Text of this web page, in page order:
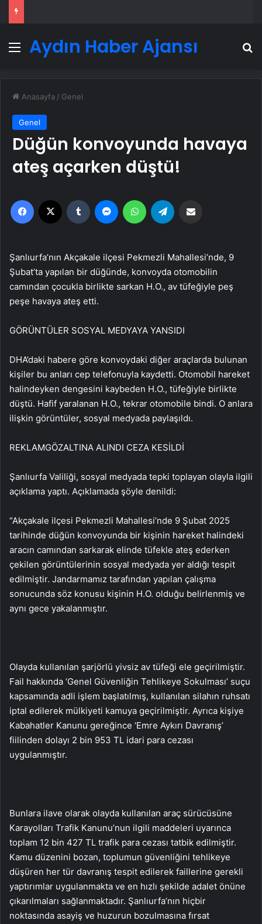
Menü
Aydın Haber Ajansı
Anasayfa / Genel
Genel
Düğün konvoyunda havaya
ateş açarken düştü!
Facebook Tumblr MessengerWhatsApp
Şanlıurfa’nın Akçakale ilçesi Pekmezli Mahallesi’nde, 9
Şubat’ta yapılan bir düğünde, konvoyda otomobilin
camından çocukla birlikte sarkan H.O., av tüfeğiyle peş
peşe havaya ateş etti.
GÖRÜNTÜLER SOSYAL MEDYAYA YANSIDI
DHA’daki habere göre konvoydaki diğer araçlarda bulunan
kişiler bu anları cep telefonuyla kaydetti. Otomobil hareket
halindeyken dengesini kaybeden H.O., tüfeğiyle birlikte
düştü. Hafif yaralanan H.O., tekrar otomobile bindi. O anlara
ilişkin görüntüler, sosyal medyada paylaşıldı.
REKLAMGÖZALTINA ALINDI CEZA KESİLDİ
Şanlıurfa Valiliği, sosyal medyada tepki toplayan olayla ilgili
açıklama yaptı. Açıklamada şöyle denildi:
“Akçakale ilçesi Pekmezli Mahallesi’nde 9 Şubat 2025
tarihinde düğün konvoyunda bir kişinin hareket halindeki
aracın camından sarkarak elinde tüfekle ateş ederken
çekilen görüntülerinin sosyal medyada yer aldığı tespit
edilmiştir. Jandarmamız tarafından yapılan çalışma
sonucunda söz konusu kişinin H.O. olduğu belirlenmiş ve
aynı gece yakalanmıştır.
Olayda kullanılan şarjörlü yivsiz av tüfeği ele geçirilmiştir.
Fail hakkında ‘Genel Güvenliğin Tehlikeye Sokulması’ suçu
kapsamında adli işlem başlatılmış, kullanılan silahın ruhsatı
iptal edilerek mülkiyeti kamuya geçirilmiştir. Ayrıca kişiye
Kabahatler Kanunu gereğince ‘Emre Aykırı Davranış’
fiilinden dolayı 2 bin 953 TL idari para cezası
uygulanmıştır.
Bunlara ilave olarak olayda kullanılan araç sürücüsüne
Karayolları Trafik Kanunu’nun ilgili maddeleri uyarınca
toplam 12 bin 427 TL trafik para cezası tatbik edilmiştir.
Kamu düzenini bozan, toplumun güvenliğini tehlikeye
düşüren her tür davranış tespit edilerek faillerine gerekli
yaptırımlar uygulanmakta ve en hızlı şekilde adalet önüne
çıkarılmaları sağlanmaktadır. Şanlıurfa’nın hiçbir
noktasında asayiş ve huzurun bozulmasına fırsat